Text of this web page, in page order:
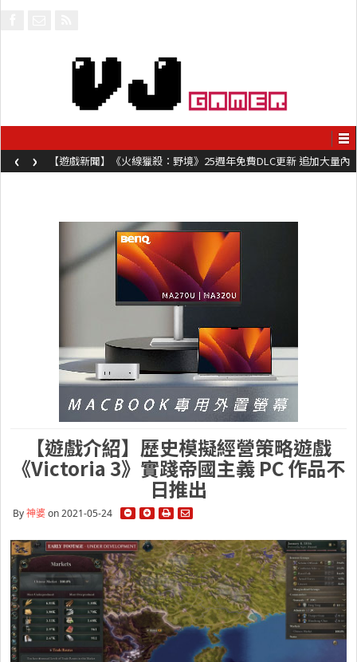
【遊戲新聞】《火線獵殺：野境》25週年免費DLC更新 追加大量內
容同時系舊作限時超平價折扣
‹ ›
【遊戲介紹】歷史模擬經營策略遊戲
《Victoria 3》實踐帝國主義 PC 作品不
日推出
By神婆on 2021-05-24